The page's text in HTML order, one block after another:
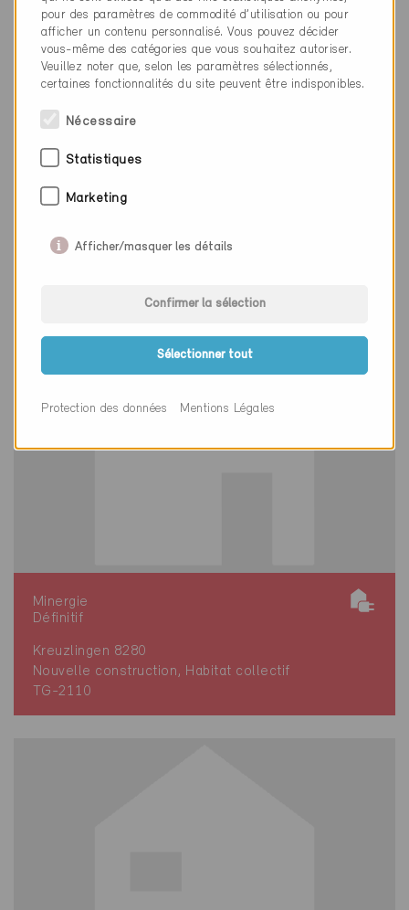
Minergie
Définitif
Rafz 8197
ZH-7592
Minergie
Définitif
Kreuzlingen 8280
Nouvelle construction, Habitat collectif
TG-2110
pour des paramètres de commodité d’utilisation ou pour
afficher un contenu personnalisé. Vous pouvez décider
vous-même des catégories que vous souhaitez autoriser.
Veuillez noter que, selon les paramètres sélectionnés,
certaines fonctionnalités du site peuvent être indisponibles.
Nécessaire
Statistiques
Marketing
Afficher/masquer les détails
Confirmer la sélection
Sélectionner tout
Protection des données Mentions Légales